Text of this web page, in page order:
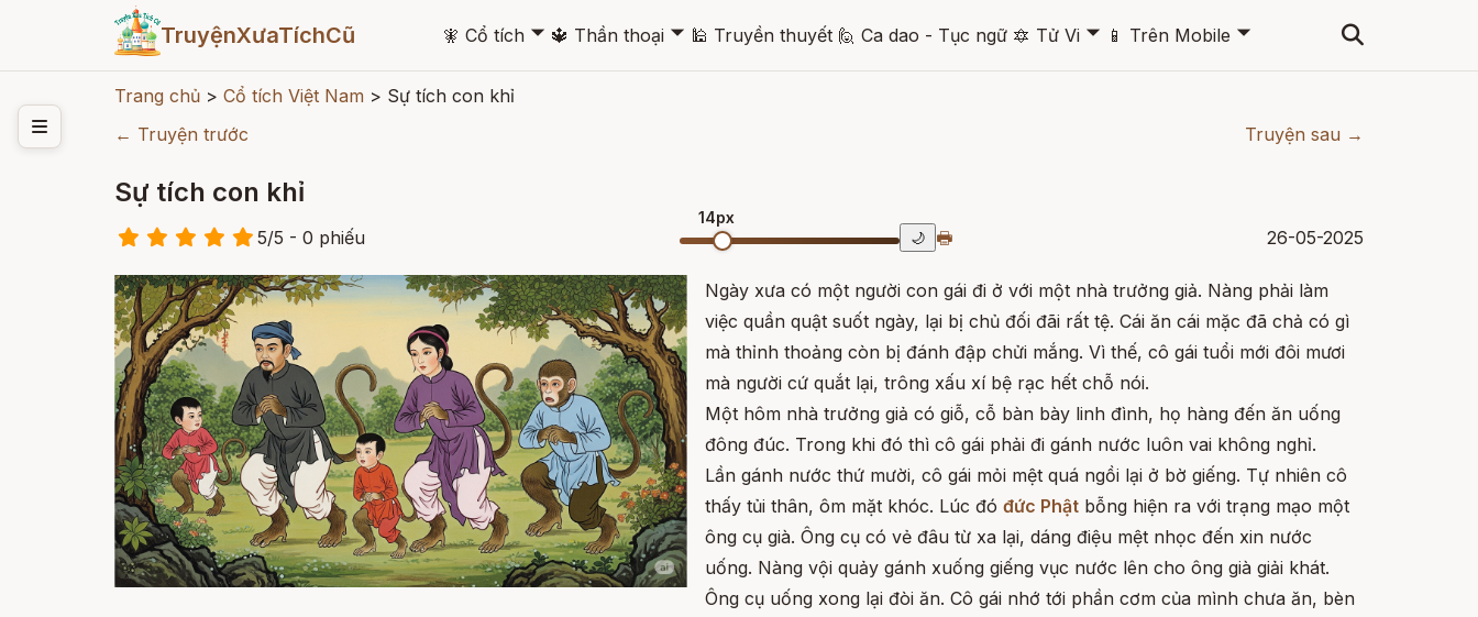
TruyệnXưaTíchCũ 🧚 Cổ tích 🞃 🔱 Thần thoại 🞃 🕌 Truyền thuyết 🙋 Ca dao - Tục ngữ 🔯 Tử Vi 🞃 📱 Trên Mobile 🞃
Trang chủ > Cổ tích Việt Nam > Sự tích con khỉ
← Truyện trước
Truyện sau →
Sự tích con khỉ
5/5 - 0 phiếu
14px
🌙 🖶 26-05-2025
Ngày xưa có một người con gái đi ở với một nhà trưởng giả. Nàng phải làm
việc quần quật suốt ngày, lại bị chủ đối đãi rất tệ. Cái ăn cái mặc đã chả có gì
mà thỉnh thoảng còn bị đánh đập chửi mắng. Vì thế, cô gái tuổi mới đôi mươi
mà người cứ quắt lại, trông xấu xí bệ rạc hết chỗ nói.
Một hôm nhà trưởng giả có giỗ, cỗ bàn bày linh đình, họ hàng đến ăn uống
đông đúc. Trong khi đó thì cô gái phải đi gánh nước luôn vai không nghỉ.
Lần gánh nước thứ mười, cô gái mỏi mệt quá ngồi lại ở bờ giếng. Tự nhiên cô
thấy tủi thân, ôm mặt khóc. Lúc đó đức Phật bỗng hiện ra với trạng mạo một
ông cụ già. Ông cụ có vẻ đâu từ xa lại, dáng điệu mệt nhọc đến xin nước
uống. Nàng vội quảy gánh xuống giếng vục nước lên cho ông già giải khát.
Ông cụ uống xong lại đòi ăn. Cô gái nhớ tới phần cơm của mình chưa ăn, bèn